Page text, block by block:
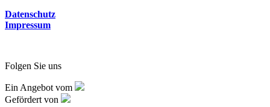
Datenschutz
Impressum
Folgen Sie uns
Ein Angebot vom
Gefördert von